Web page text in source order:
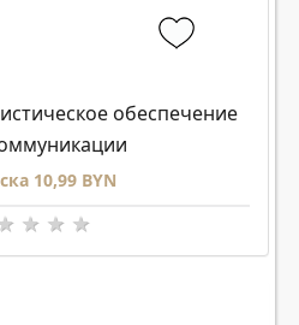
обеспечение
10,99 BYN